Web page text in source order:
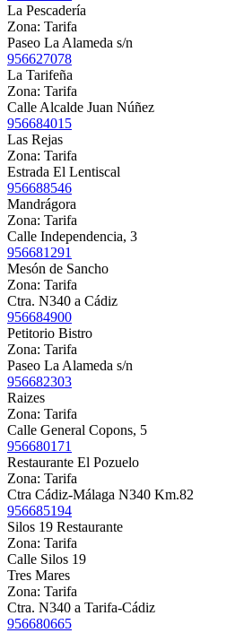
La Pescadería
Zona: Tarifa
Paseo La Alameda s/n
956627078
La Tarifeña
Zona: Tarifa
Calle Alcalde Juan Núñez
956684015
Las Rejas
Zona: Tarifa
Estrada El Lentiscal
956688546
Mandrágora
Zona: Tarifa
Calle Independencia, 3
956681291
Mesón de Sancho
Zona: Tarifa
Ctra. N340 a Cádiz
956684900
Petitorio Bistro
Zona: Tarifa
Paseo La Alameda s/n
956682303
Raizes
Zona: Tarifa
Calle General Copons, 5
956680171
Restaurante El Pozuelo
Zona: Tarifa
Ctra Cádiz-Málaga N340 Km.82
956685194
Silos 19 Restaurante
Zona: Tarifa
Calle Silos 19
Tres Mares
Zona: Tarifa
Ctra. N340 a Tarifa-Cádiz
956680665